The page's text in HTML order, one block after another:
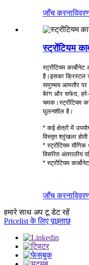
जाँच करना
स्ट्रोंटियम
स्ट्रोंटियम
है।इसका क्रिस्टल
समुच्चय आमतौर पर
बेरंग और सफेद, हरे-
चमक।स्ट्रोंटियम
घुलनशील है।
* कई क्षेत्रों में
विस्तृत श्रृंखला होती
* स्ट्रोंटियम
विसरित अंतरालीय
* स्ट्रोंटियम
जाँच करना
हमारे साथ अप टू डेट रहें
Pricelist के लिए पूछताछ